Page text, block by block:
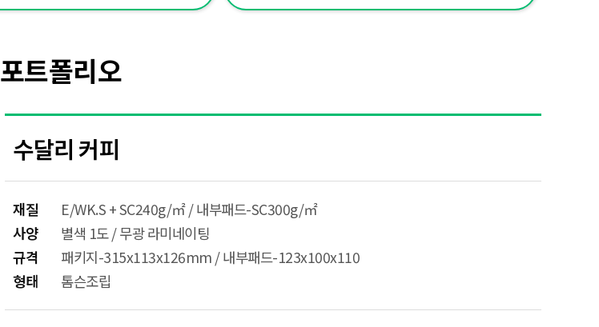
포트폴리오
수달리 커피
재질
E/WK.S + SC240g/㎡ / 내부패드-SC300g/㎡
사양
별색 1도 / 무광 라미네이팅
규격
패키지-315x113x126mm / 내부패드-123x100x110
형태
톰슨조립